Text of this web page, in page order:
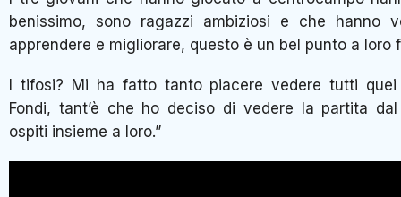
benissimo, sono ragazzi ambiziosi e che hanno
apprendere e migliorare, questo è un bel punto a loro
I tifosi? Mi ha fatto tanto piacere vedere tutti
Fondi, tant’è che ho deciso di vedere la partita
ospiti insieme a loro.”